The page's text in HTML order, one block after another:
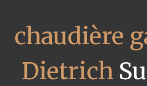
chaudière
Dietrich